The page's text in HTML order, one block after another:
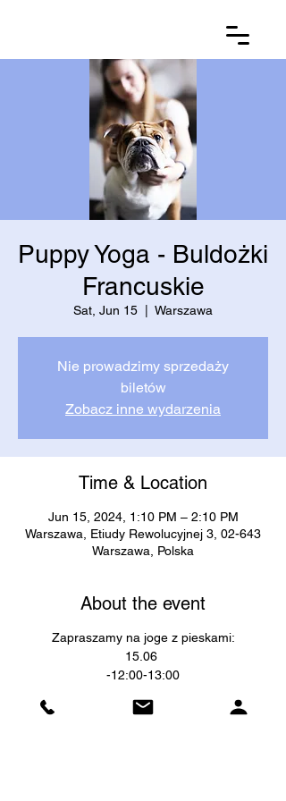
Puppy Yoga - Buldożki
Francuskie
Sat, Jun 15 Warszawa
Nie prowadzimy sprzedaży
biletów
Zobacz inne wydarzenia
Time & Location
Jun 15, 2024, 1:10 PM – 2:10 PM
Warszawa, Etiudy Rewolucyjnej 3, 02-643
Warszawa, Polska
About the event
Zapraszamy na joge z pieskami:
15.06
-12:00-13:00